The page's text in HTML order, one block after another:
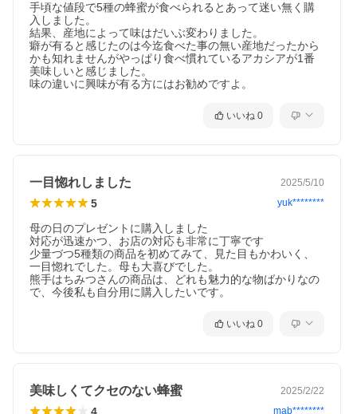
手頃な値段で5種の蜂蜜が食べられるとあって迷い無く購
入しました。
結果、産地によって味はだいぶ変わりました。
癖が有ると感じたのは今迄食べた事の無い産地だったから
かも知れませんがやっぱり食べ慣れているアカシアが1番
美味しいと感じました。
味の違いに興味が有る方にはお勧めですよ。
いいね 0
一目惚れしました 2025/5/10
5 yuk********
母の日のプレゼントに購入しました
対応が迅速かつ、お店の対応も非常に丁寧です
少量づつ5種類の商品を初めてみて、見た目もかわいく、
一目惚れでした。母も大喜びでした。
熊手はちみつさんの商品は、どれも魅力的な物ばかりなの
で、今後私も自分用に購入したいです。
いいね 0
美味しくてクセのない蜂蜜 2025/2/22
mab********